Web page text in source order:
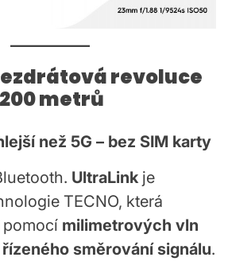
revoluce
metrů
než 5G – bez SIM karty
UltraLink je
TECNO, která
milimetrových vln
směrování signálu.